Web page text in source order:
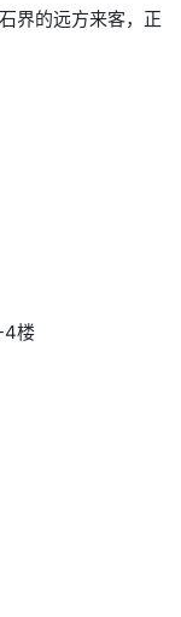
界的远方来客，正
4楼